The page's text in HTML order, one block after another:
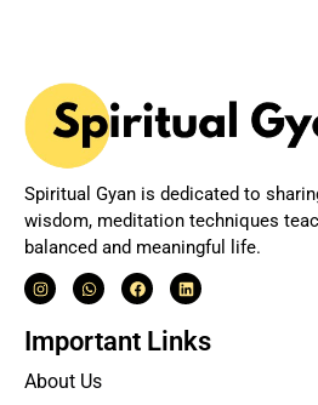
Spiritual Gyan is dedicated to
wisdom, meditation techniques
balanced and meaningful life.
Important Links
About Us